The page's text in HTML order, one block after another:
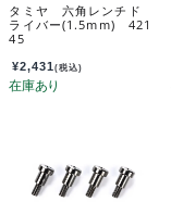
タミヤ 六角レンチド
ライバー(1.5mm) 421
45
¥2,431(税込)